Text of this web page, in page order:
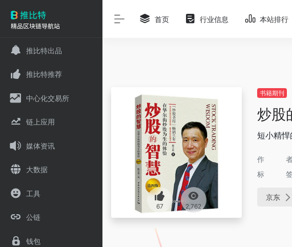
推比特出品
推比特推荐
中心化交易所
链上应用
媒体资讯
大数据
工具
公链
钱包
首页 行业信息 本站排行
67 2,762
书籍期刊
炒股
短小精悍
作
标签
京东